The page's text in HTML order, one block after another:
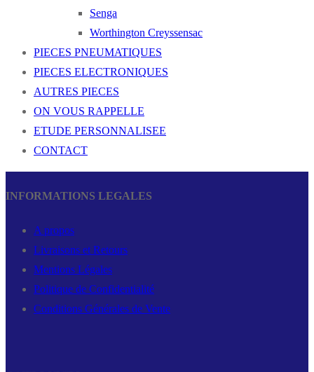
Senga
Worthington Creyssensac
PIECES PNEUMATIQUES
PIECES ELECTRONIQUES
AUTRES PIECES
ON VOUS RAPPELLE
ETUDE PERSONNALISEE
CONTACT
INFORMATIONS LEGALES
A propos
Livraisons et Retours
Mentions Légales
Politique de Confidentialité
Conditions Générales de Vente